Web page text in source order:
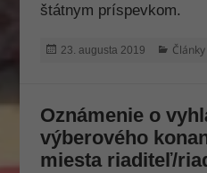
štátnym príspevkom.
Publikované
23. augusta 2019 Články
Oznámenie o
výberového
miesta riaditeľ/